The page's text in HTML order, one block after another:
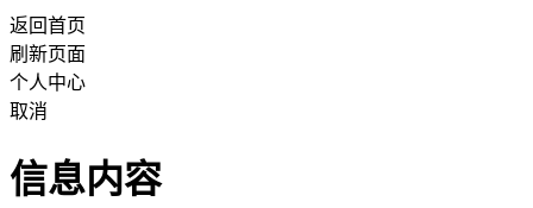
返回首页
刷新页面
个人中心
取消
信息内容